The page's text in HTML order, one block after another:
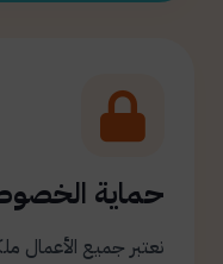
حماية
نعتبر جميع الأعمال